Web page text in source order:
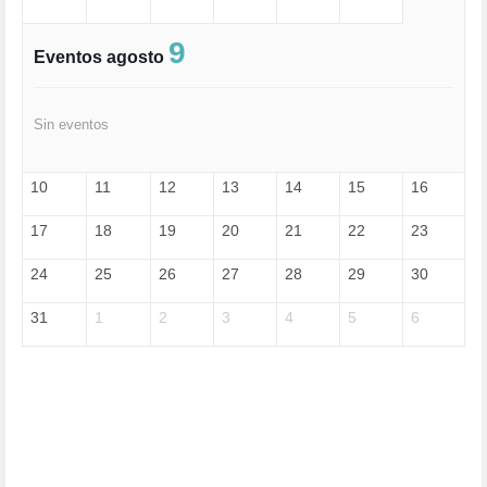
FELICIDAD (1)
FRANCISCO (5)
GUERRA (133)
HUMOR (1)
IA (1)
INMIGRACIÓN (145)
Eventos agosto 9
Sin eventos
10 11 12 13 14 15 16
17 18 19 20 21 22 23
24 25 26 27 28 29 30
31 1 2 3 4 5 6